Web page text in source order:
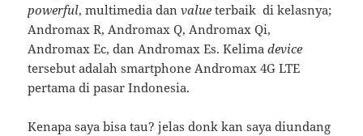
powerful, multimedia danvalue terbaik di kelasnya;
Andromax R, Andromax Q, Andromax Qi,
Andromax Ec, dan Andromax Es. Kelimadevice
tersebut adalah smartphone Andromax 4G LTE
pertama di pasar Indonesia.
Kenapa saya bisa tau? jelas donk kan saya diundang